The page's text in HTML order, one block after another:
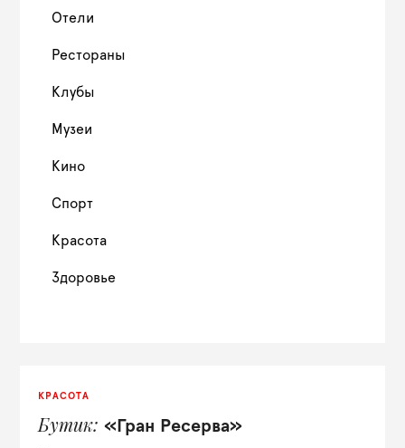
Отели
Рестораны
Клубы
Музеи
Кино
Спорт
Красота
Здоровье
КРАСОТА
Бутик «Гран Ресерва»